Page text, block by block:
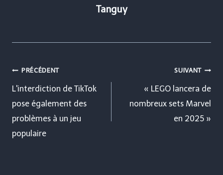
Tanguy
Navigation
de
l’article
PRÉCÉDENT
L'interdiction de TikTok
pose également des
problèmes à un jeu
populaire
SUIVANT
« LEGO lancera de
nombreux sets Marvel
en 2025 »